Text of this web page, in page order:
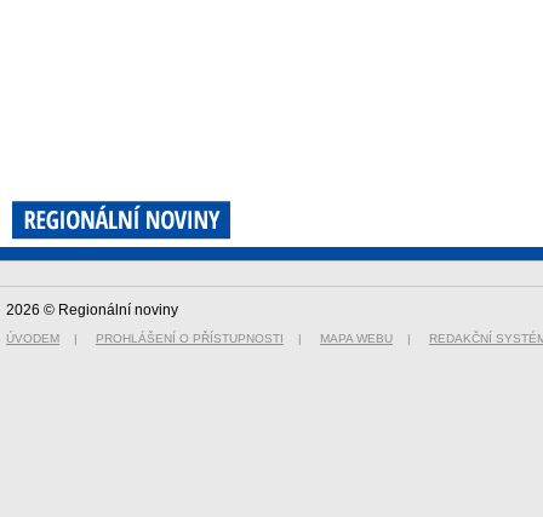
2026 © Regionální noviny
ÚVODEM | PROHLÁŠENÍ O PŘÍSTUPNOSTI | MAPA WEBU | REDAKČNÍ